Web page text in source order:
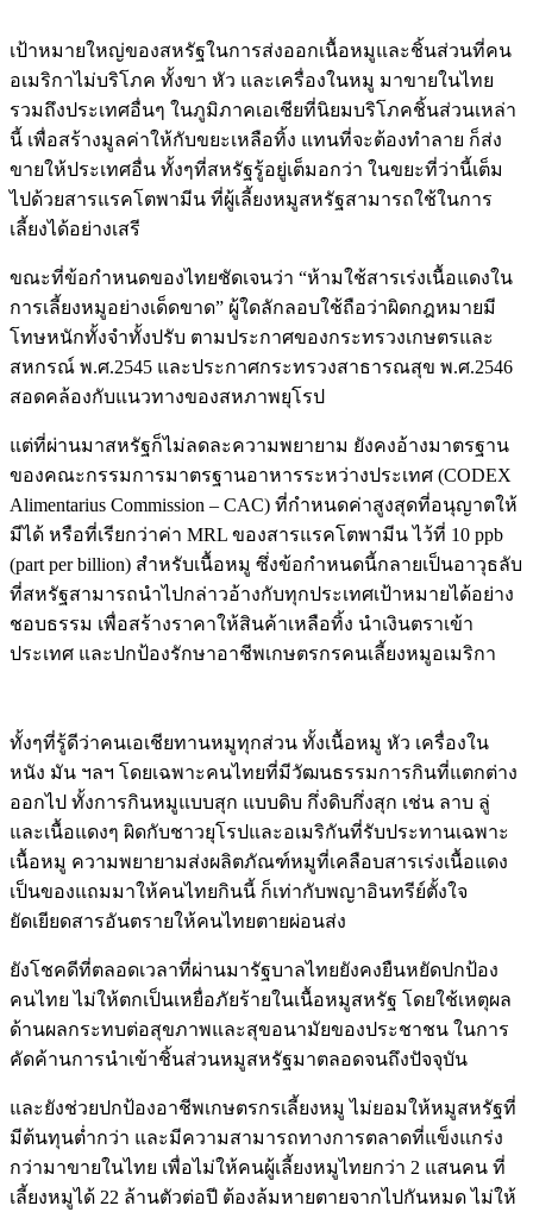
เป้าหมายใหญ่ของสหรัฐในการส่งออกเนื้อหมูและชิ้นส่วนที่คน
อเมริกาไม่บริโภค ทั้งขา หัว และเครื่องในหมู มาขายในไทย
รวมถึงประเทศอื่นๆ ในภูมิภาคเอเชียที่นิยมบริโภคชิ้นส่วนเหล่า
นี้ เพื่อสร้างมูลค่าให้กับขยะเหลือทิ้ง แทนที่จะต้องทำลาย ก็ส่ง
ขายให้ประเทศอื่น ทั้งๆที่สหรัฐรู้อยู่เต็มอกว่า ในขยะที่ว่านี้เต็ม
ไปด้วยสารแรคโตพามีน ที่ผู้เลี้ยงหมูสหรัฐสามารถใช้ในการ
เลี้ยงได้อย่างเสรี
ขณะที่ข้อกำหนดของไทยชัดเจนว่า “ห้ามใช้สารเร่งเนื้อแดงใน
การเลี้ยงหมูอย่างเด็ดขาด” ผู้ใดลักลอบใช้ถือว่าผิดกฎหมายมี
โทษหนักทั้งจำทั้งปรับ ตามประกาศของกระทรวงเกษตรและ
สหกรณ์ พ.ศ.2545 และประกาศกระทรวงสาธารณสุข พ.ศ.2546
สอดคล้องกับแนวทางของสหภาพยุโรป
แต่ที่ผ่านมาสหรัฐก็ไม่ลดละความพยายาม ยังคงอ้างมาตรฐาน
ของคณะกรรมการมาตรฐานอาหารระหว่างประเทศ (CODEX
Alimentarius Commission – CAC) ที่กำหนดค่าสูงสุดที่อนุญาตให้
มีได้ หรือที่เรียกว่าค่า MRL ของสารแรคโตพามีน ไว้ที่ 10 ppb
(part per billion) สำหรับเนื้อหมู ซึ่งข้อกำหนดนี้กลายเป็นอาวุธลับ
ที่สหรัฐสามารถนำไปกล่าวอ้างกับทุกประเทศเป้าหมายได้อย่าง
ชอบธรรม เพื่อสร้างราคาให้สินค้าเหลือทิ้ง นำเงินตราเข้า
ประเทศ และปกป้องรักษาอาชีพเกษตรกรคนเลี้ยงหมูอเมริกา
ทั้งๆที่รู้ดีว่าคนเอเชียทานหมูทุกส่วน ทั้งเนื้อหมู หัว เครื่องใน
หนัง มัน ฯลฯ โดยเฉพาะคนไทยที่มีวัฒนธรรมการกินที่แตกต่าง
ออกไป ทั้งการกินหมูแบบสุก แบบดิบ กึ่งดิบกึ่งสุก เช่น ลาบ ลู่
และเนื้อแดงๆ ผิดกับชาวยุโรปและอเมริกันที่รับประทานเฉพาะ
เนื้อหมู ความพยายามส่งผลิตภัณฑ์หมูที่เคลือบสารเร่งเนื้อแดง
เป็นของแถมมาให้คนไทยกินนี้ ก็เท่ากับพญาอินทรีย์ตั้งใจ
ยัดเยียดสารอันตรายให้คนไทยตายผ่อนส่ง
ยังโชคดีที่ตลอดเวลาที่ผ่านมารัฐบาลไทยยังคงยืนหยัดปกป้อง
คนไทย ไม่ให้ตกเป็นเหยื่อภัยร้ายในเนื้อหมูสหรัฐ โดยใช้เหตุผล
ด้านผลกระทบต่อสุขภาพและสุขอนามัยของประชาชน ในการ
คัดค้านการนำเข้าชิ้นส่วนหมูสหรัฐมาตลอดจนถึงปัจจุบัน
และยังช่วยปกป้องอาชีพเกษตรกรเลี้ยงหมู ไม่ยอมให้หมูสหรัฐที่
มีต้นทุนต่ำกว่า และมีความสามารถทางการตลาดที่แข็งแกร่ง
กว่ามาขายในไทย เพื่อไม่ให้คนผู้เลี้ยงหมูไทยกว่า 2 แสนคน ที่
เลี้ยงหมูได้ 22 ล้านตัวต่อปี ต้องล้มหายตายจากไปกันหมด ไม่ให้